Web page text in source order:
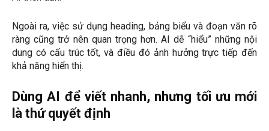
Ngoài ra, việc sử dụng heading, bảng biểu và đoạn văn rõ
ràng cũng trở nên quan trọng hơn. AI dễ “hiểu” những nội
dung có cấu trúc tốt, và điều đó ảnh hưởng trực tiếp đến
khả năng hiển thị.
Dùng AI để viết nhanh, nhưng tối ưu mới
là thứ quyết định